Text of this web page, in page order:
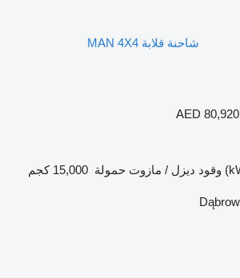
شاحنة قلابة MAN 4X4
AED 80,920
وقود ديزل / مازوت حمولة 15,000 كجم